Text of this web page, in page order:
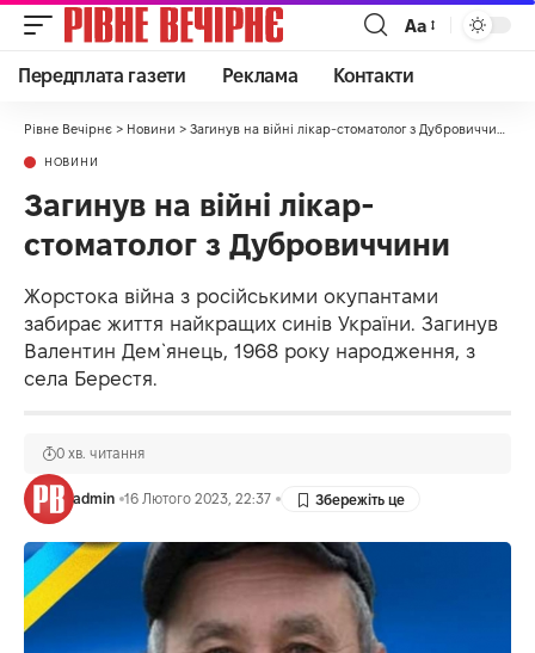
Аа
Передплата газети Реклама Контакти
Рівне Вечірнє > Новини > Загинув на війні лікар-стоматолог з Дубровиччини
НОВИНИ
Загинув на війні лікар-
стоматолог з Дубровиччини
Жорстока війна з російськими окупантами
забирає життя найкращих синів України. Загинув
Валентин Дем`янець, 1968 року народження, з
села Берестя.
admin 16 Лютого 2023, 22:37
0 хв. читання